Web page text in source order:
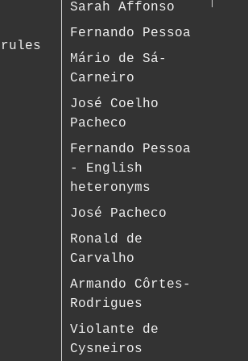
Sarah Affonso
Fernando Pessoa
Mário de Sá-
Carneiro
José Coelho
Pacheco
Fernando Pessoa
- English
heteronyms
José Pacheco
Ronald de
Carvalho
Armando Côrtes-
Rodrigues
Violante de
Cysneiros